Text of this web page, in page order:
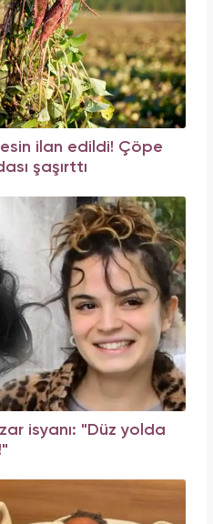
ilan edildi! Çöpe
şaşırttı
isyanı: "Düz yolda